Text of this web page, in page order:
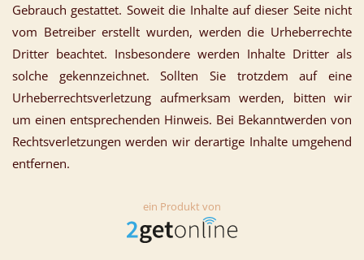
Gebrauch gestattet. Soweit die Inhalte auf dieser Seite nicht
vom Betreiber erstellt wurden, werden die Urheberrechte
Dritter beachtet. Insbesondere werden Inhalte Dritter als
solche gekennzeichnet. Sollten Sie trotzdem auf eine
Urheberrechtsverletzung aufmerksam werden, bitten wir
um einen entsprechenden Hinweis. Bei Bekanntwerden von
Rechtsverletzungen werden wir derartige Inhalte umgehend
entfernen.
ein Produkt von